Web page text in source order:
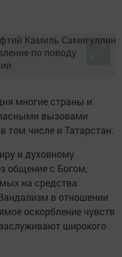
многие страны и
вызовами
том числе и Татарстан.
и духовному
общение с Богом,
на средства
в отношении
оскорбление чувств
широкого